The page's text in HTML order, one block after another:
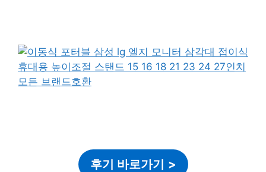
후기 바로가기 >